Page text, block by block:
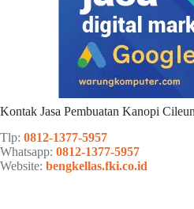
Kontak Jasa Pembuatan Kanopi
Tlp: 0812-1377-5957
Whatsapp: 0812-1377-5957
Website: bengkellas.fki.co.id